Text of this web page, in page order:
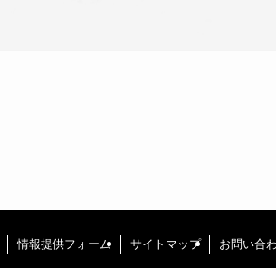
情報提供フォーム サイトマップ お問い合